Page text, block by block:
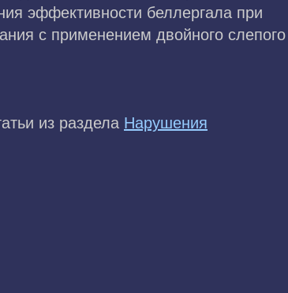
эффективности беллергала при
с применением двойного слепого
из раздела Нарушения